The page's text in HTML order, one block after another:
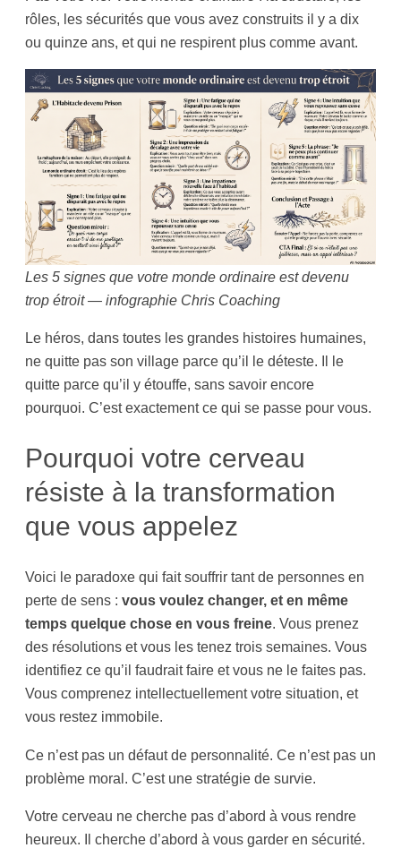
rôles, les sécurités que vous avez construits il y a dix
ou quinze ans, et qui ne respirent plus comme avant.
Les 5 signes que votre monde ordinaire est devenu
trop étroit — infographie Chris Coaching
Le héros, dans toutes les grandes histoires humaines,
ne quitte pas son village parce qu’il le déteste. Il le
quitte parce qu’il y étouffe, sans savoir encore
pourquoi. C’est exactement ce qui se passe pour vous.
Pourquoi votre cerveau
résiste à la transformation
que vous appelez
Voici le paradoxe qui fait souffrir tant de personnes en
perte de sens : vous voulez changer, et en même
temps quelque chose en vous freine. Vous prenez
des résolutions et vous les tenez trois semaines. Vous
identifiez ce qu’il faudrait faire et vous ne le faites pas.
Vous comprenez intellectuellement votre situation, et
vous restez immobile.
Ce n’est pas un défaut de personnalité. Ce n’est pas un
problème moral. C’est une stratégie de survie.
Votre cerveau ne cherche pas d’abord à vous rendre
heureux. Il cherche d’abord à vous garder en sécurité.